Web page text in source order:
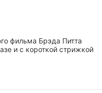
фильма Брэда Питта
и с короткой стрижкой